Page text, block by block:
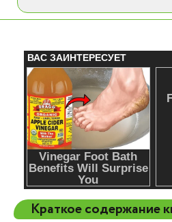
Краткое содержание